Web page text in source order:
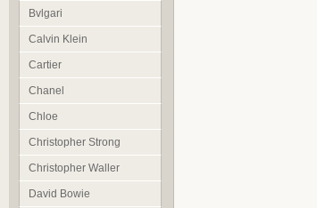
Bvlgari
Calvin Klein
Cartier
Chanel
Chloe
Christopher Strong
Christopher Waller
David Bowie